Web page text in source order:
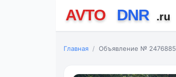
Главная Объявление № 2476885